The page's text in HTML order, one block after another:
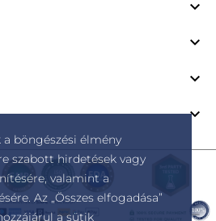
böngészési élmény
szabott hirdetések vagy
valamint a
Az „Összes elfogadása”
a sütik



